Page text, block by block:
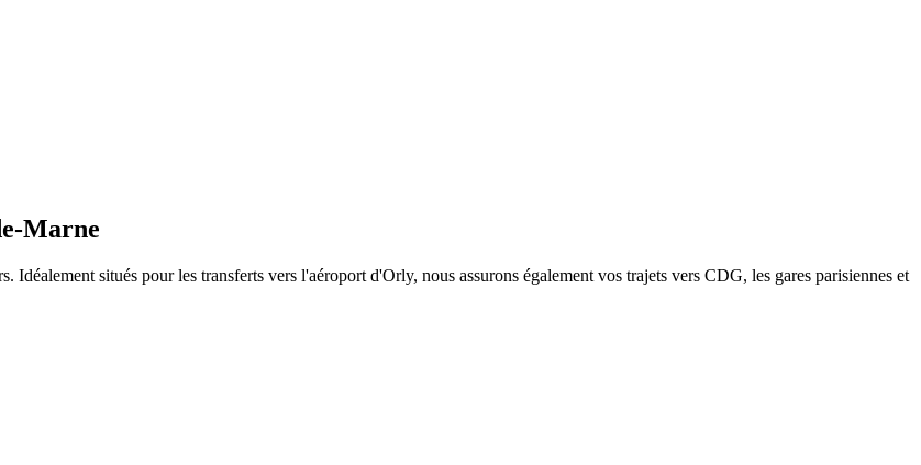
Marne
situés pour les transferts vers l'aéroport d'Orly, nous assurons également vos trajets vers CDG, les gares parisiennes et